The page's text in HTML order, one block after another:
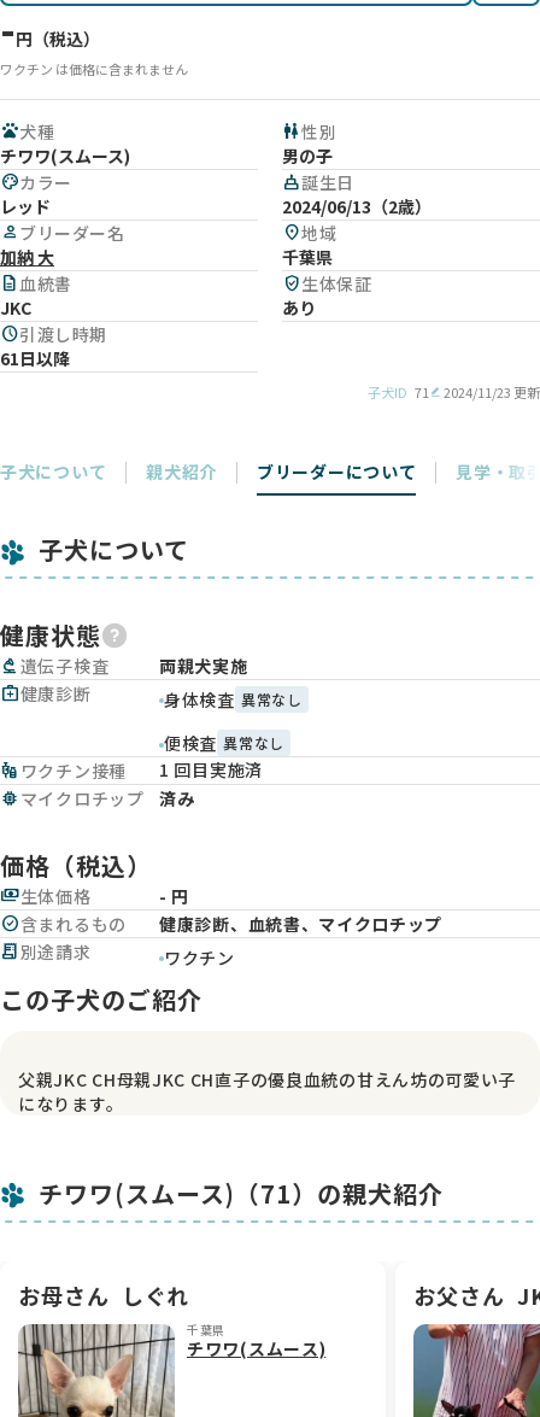
-円（税込）
ワクチン は価格に含まれません
pets犬種
チワワ(スムース)
wc性別
男の子
paletteカラー
レッド
cake誕生日
2024/06/13（2歳）
person ブリーダー名
加納 大
location_on地域
千葉県
description血統書
JKC
verified_user生体保証
あり
schedule引渡し時期
61日以降
子犬ID 71 2024/11/23 更新
子犬について 親犬紹介 ブリーダーについて 見学・取
子犬について
健康状態
biotech 遺伝子検査
両親犬実施
medical_services健康診断 身体検査 異常なし
便検査 異常なし
vaccines ワクチン接種
1 回目実施済
memory マイクロチップ 済み
価格（税込）
payments生体価格
- 円
check_circle含まれるもの
健康診断、血統書、マイクロチップ
receipt_long別途請求 ワクチン
この子犬のご紹介
父親JKC CH母親JKC CH直子の優良血統の甘えん坊の可愛い子
になります。
チワワ(スムース)（71）の親犬紹介
お母さん しぐれ
千葉県
チワワ(スムース)
お父さん